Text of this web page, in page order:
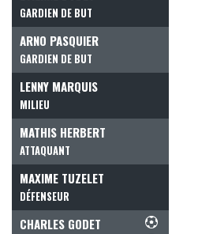
GARDIEN DE BUT
ARNO PASQUIER
GARDIEN DE BUT
LENNY MARQUIS
MILIEU
MATHIS HERBERT
ATTAQUANT
MAXIME TUZELET
DÉFENSEUR
CHARLES GODET